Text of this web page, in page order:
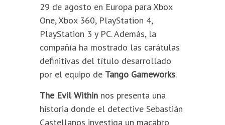
29 de agosto en Europa para Xbox
One, Xbox 360, PlayStation 4,
PlayStation 3 y PC. Además, la
compañía ha mostrado las carátulas
definitivas del título desarrollado
por el equipo de Tango Gameworks.
The Evil Within nos presenta una
historia donde el detective Sebastián
Castellanos investiga un macabro